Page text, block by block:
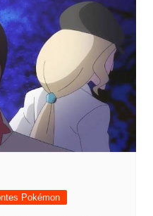
Pokémon